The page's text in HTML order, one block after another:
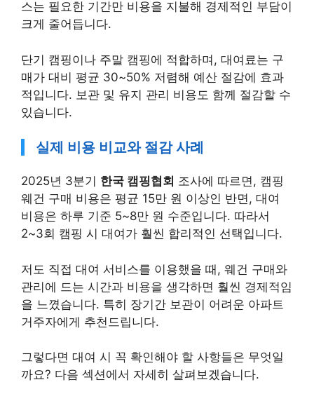
스는 필요한 기간만 비용을 지불해 경제적인 부담이
크게 줄어듭니다.
단기 캠핑이나 주말 캠핑에 적합하며, 대여료는 구
매가 대비 평균 30~50% 저렴해 예산 절감에 효과
적입니다. 보관 및 유지 관리 비용도 함께 절감할 수
있습니다.
실제 비용 비교와 절감 사례
2025년 3분기 한국 캠핑협회 조사에 따르면, 캠핑
웨건 구매 비용은 평균 15만 원 이상인 반면, 대여
비용은 하루 기준 5~8만 원 수준입니다. 따라서
2~3회 캠핑 시 대여가 훨씬 합리적인 선택입니다.
저도 직접 대여 서비스를 이용했을 때, 웨건 구매와
관리에 드는 시간과 비용을 생각하면 훨씬 경제적임
을 느꼈습니다. 특히 장기간 보관이 어려운 아파트
거주자에게 추천드립니다.
그렇다면 대여 시 꼭 확인해야 할 사항들은 무엇일
까요? 다음 섹션에서 자세히 살펴보겠습니다.